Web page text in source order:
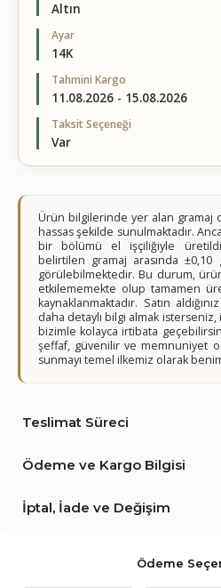
Altın
Ayar
14K
Tahmini Kargo
11.08.2026 - 15.08.2026
Taksit Seçeneği
Var
Ürün bilgilerinde yer alan gramaj
hassas şekilde sunulmaktadır.
bir bölümü el işçiliğiyle
belirtilen gramaj arasında ±0,10
görülebilmektedir. Bu durum,
etkilememekte olup tamamen
kaynaklanmaktadır. Satın
daha detaylı bilgi almak
bizimle kolayca irtibata
şeffaf, güvenilir ve memnuniyet
sunmayı temel ilkemiz olarak
Teslimat Süreci
Ödeme ve Kargo Bilgisi
İptal, İade ve Değişim
Ödeme